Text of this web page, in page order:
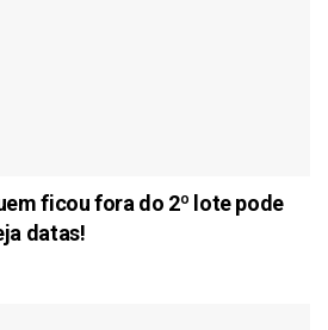
ficou fora do 2º lote pode
datas!